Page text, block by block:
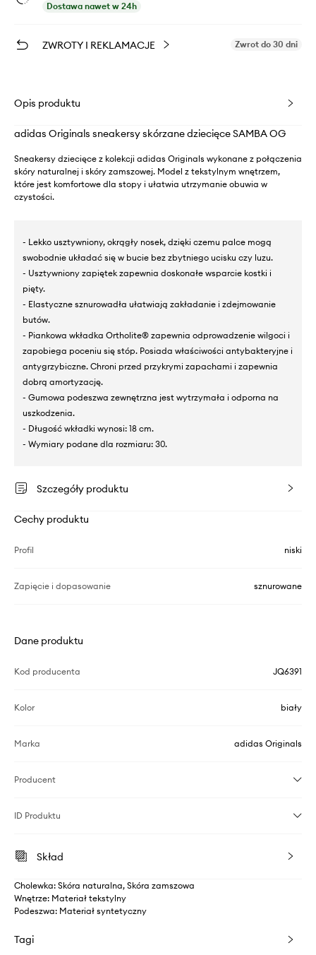
Dostawa nawet w 24h
ZWROTY I REKLAMACJE Zwrot do 30 dni
Opis produktu
adidas Originals sneakersy skórzane dziecięce SAMBA OG
Sneakersy dziecięce z kolekcji adidas Originals wykonane z połączenia
skóry naturalnej i skóry zamszowej. Model z tekstylnym wnętrzem,
które jest komfortowe dla stopy i ułatwia utrzymanie obuwia w
czystości.
- Lekko usztywniony, okrągły nosek, dzięki czemu palce mogą
swobodnie układać się w bucie bez zbytniego ucisku czy luzu.
- Usztywniony zapiętek zapewnia doskonałe wsparcie kostki i
pięty.
- Elastyczne sznurowadła ułatwiają zakładanie i zdejmowanie
butów.
- Piankowa wkładka Ortholite® zapewnia odprowadzenie wilgoci i
zapobiega poceniu się stóp. Posiada właściwości antybakteryjne i
antygrzybiczne. Chroni przed przykrymi zapachami i zapewnia
dobrą amortyzację.
- Gumowa podeszwa zewnętrzna jest wytrzymała i odporna na
uszkodzenia.
- Długość wkładki wynosi: 18 cm.
- Wymiary podane dla rozmiaru: 30.
Szczegóły produktu
Cechy produktu
Profil niski
Zapięcie i dopasowanie sznurowane
Dane produktu
Kod producenta JQ6391
Kolor biały
Marka adidas Originals
Producent
ID Produktu
Skład
Cholewka: Skóra naturalna, Skóra zamszowa
Wnętrze: Materiał tekstylny
Podeszwa: Materiał syntetyczny
Tagi